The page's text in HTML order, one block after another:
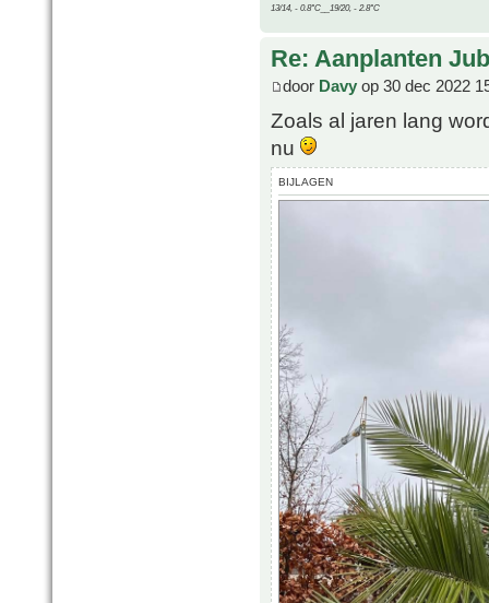
13/14, - 0.8°C__19/20, - 2.8°C
Re: Aanplanten
door Davy op 30 dec 2022
Zoals al jaren lang
nu
BIJLAGEN